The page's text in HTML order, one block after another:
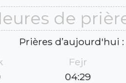
de
Prières d’aujourd'hui
Fejr
04:29